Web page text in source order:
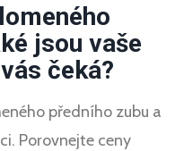
jsou vaše
čeká?
předního zubu a
Porovnejte ceny